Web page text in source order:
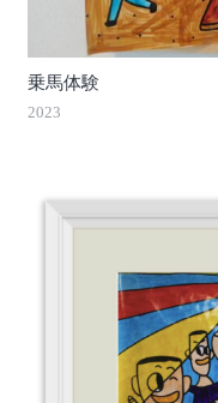
乗馬体験
2023